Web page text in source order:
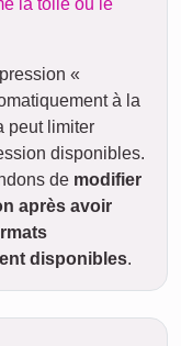
la toile ou le
«
à la
peut limiter
disponibles.
de modifier
après avoir
disponibles.